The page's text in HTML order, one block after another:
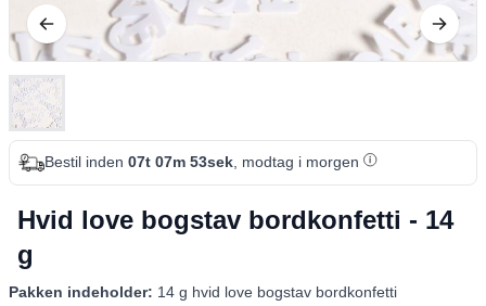
Bestil inden 07t 07m 52sek, modtag i morgen
Hvid love bogstav bordkonfetti - 14
g
Pakken indeholder: 14 g hvid love bogstav bordkonfetti